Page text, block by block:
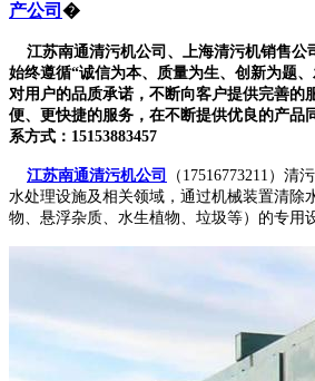
产公司 �
江苏南通清污机公司、上海清污机销售公
始终遵循“诚信为本、质量为生、创新为题
对用户的品质承诺，不断向客户提供完善的
便、更快捷的服务，在不断提供优良的产品
系方式：15153883457
江苏南通清污机公司
（17516773211）清
水处理设施及相关领域，通过机械装置清除
物、悬浮杂质、水生植物、垃圾等）的专用